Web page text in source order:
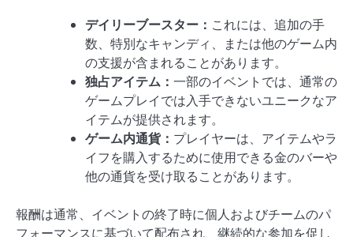
デイリーブースター： これには、追加の手
数、特別なキャンディ、または他のゲーム内
の支援が含まれることがあります。
独占アイテム： 一部のイベントでは、通常の
ゲームプレイでは入手できないユニークなア
イテムが提供されます。
ゲーム内通貨： プレイヤーは、アイテムやラ
イフを購入するために使用できる金のバーや
他の通貨を受け取ることがあります。
報酬は通常、イベントの終了時に個人およびチームのパ
フォーマンスに基づいて配布され、継続的な参加を促し